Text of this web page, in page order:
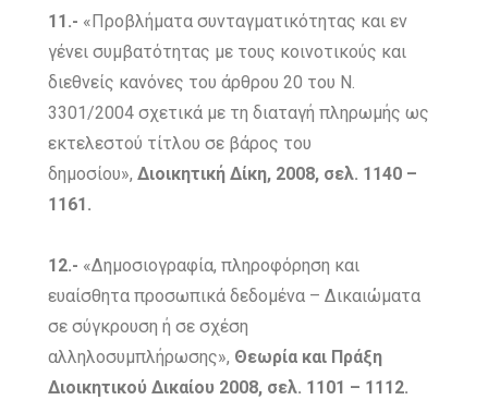
11.- «Προβλήματα συνταγματικότητας και εν
γένει συμβατότητας με τους κοινοτικούς και
διεθνείς κανόνες του άρθρου 20 του Ν.
3301/2004 σχετικά με τη διαταγή πληρωμής ως
εκτελεστού τίτλου σε βάρος του
δημοσίου»,Διοικητική Δίκη, 2008, σελ. 1140 –
1161.
12.- «Δημοσιογραφία, πληροφόρηση και
ευαίσθητα προσωπικά δεδομένα – Δικαιώματα
σε σύγκρουση ή σε σχέση
αλληλοσυμπλήρωσης», Θεωρία και Πράξη
Διοικητικού Δικαίου 2008, σελ. 1101 – 1112.